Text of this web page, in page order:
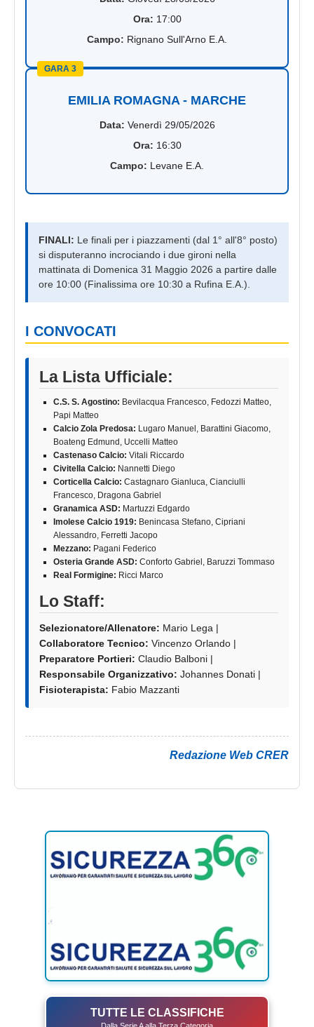
Ora: 17:00
Campo: Rignano Sull'Arno E.A.
GARA 3
EMILIA ROMAGNA - MARCHE
Data: Venerdì 29/05/2026
Ora: 16:30
Campo: Levane E.A.
FINALI: Le finali per i piazzamenti (dal 1° all'8° posto)
si disputeranno incrociando i due gironi nella
mattinata di Domenica 31 Maggio 2026 a partire dalle
ore 10:00 (Finalissima ore 10:30 a Rufina E.A.).
I CONVOCATI
La Lista Ufficiale:
C.S. S. Agostino: Bevilacqua Francesco, Fedozzi Matteo,
Papi Matteo
Calcio Zola Predosa: Lugaro Manuel, Barattini Giacomo,
Boateng Edmund, Uccelli Matteo
Castenaso Calcio: Vitali Riccardo
Civitella Calcio: Nannetti Diego
Corticella Calcio: Castagnaro Gianluca, Cianciulli
Francesco, Dragona Gabriel
Granamica ASD: Martuzzi Edgardo
Imolese Calcio 1919: Benincasa Stefano, Cipriani
Alessandro, Ferretti Jacopo
Mezzano: Pagani Federico
Osteria Grande ASD: Conforto Gabriel, Baruzzi Tommaso
Real Formigine: Ricci Marco
Lo Staff:
Selezionatore/Allenatore: Mario Lega |
Collaboratore Tecnico: Vincenzo Orlando |
Preparatore Portieri: Claudio Balboni |
Responsabile Organizzativo: Johannes Donati |
Fisioterapista: Fabio Mazzanti
Redazione Web CRER
TUTTE LE CLASSIFICHE
Dalla Serie A alla Terza Categoria